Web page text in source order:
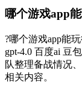
哪个游戏app
?哪个游戏app能
gpt-4.0 百度ai 豆
队整理备战情况
相关内容。